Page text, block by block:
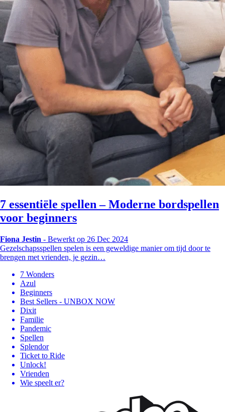
7 essentiële spellen – Moderne bordspellen
voor beginners
Fiona Jestin - Bewerkt op 26 Dec 2024
Gezelschapsspellen spelen is een geweldige manier om tijd door te
brengen met vrienden, je gezin…
7 Wonders
Azul
Beginners
Best Sellers - UNBOX NOW
Dixit
Familie
Pandemic
Spellen
Splendor
Ticket to Ride
Unlock!
Vrienden
Wie speelt er?